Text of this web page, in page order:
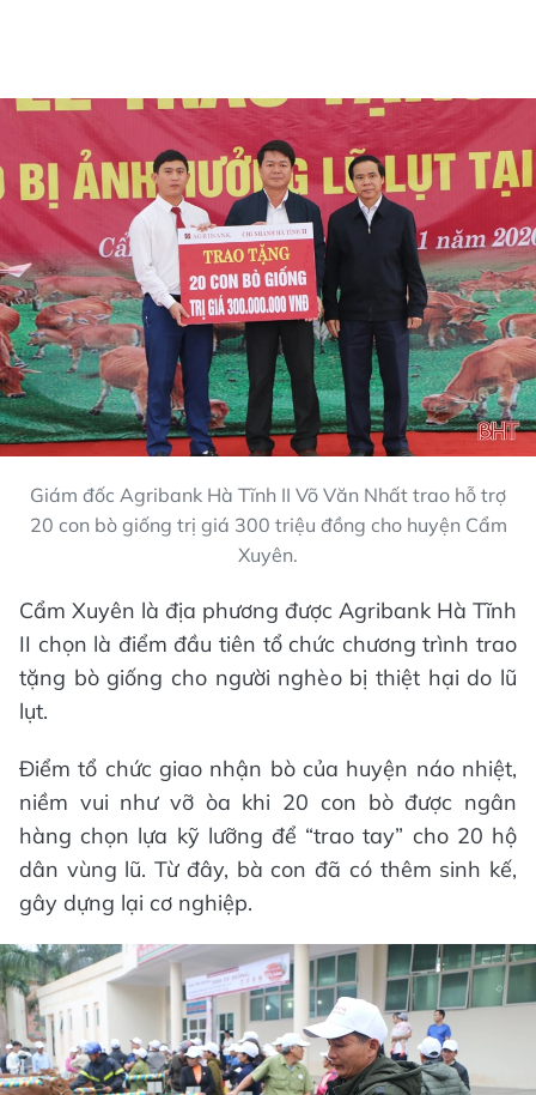
Giám đốc Agribank Hà Tĩnh II Võ Văn Nhất trao hỗ trợ
20 con bò giống trị giá 300 triệu đồng cho huyện Cẩm
Xuyên.
Cẩm Xuyên là địa phương được Agribank Hà Tĩnh
II chọn là điểm đầu tiên tổ chức chương trình trao
tặng bò giống cho người nghèo bị thiệt hại do lũ
lụt.
Điểm tổ chức giao nhận bò của huyện náo nhiệt,
niềm vui như vỡ òa khi 20 con bò được ngân
hàng chọn lựa kỹ lưỡng để “trao tay” cho 20 hộ
dân vùng lũ. Từ đây, bà con đã có thêm sinh kế,
gây dựng lại cơ nghiệp.